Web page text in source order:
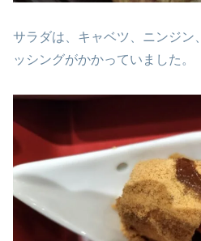
サラダは、キャベツ、ニンジン
ッシングがかかっていました。